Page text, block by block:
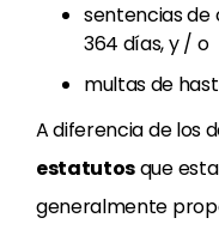
sentencias de
364 días, y / o
multas de
A diferencia de los
estatutosque
generalmente